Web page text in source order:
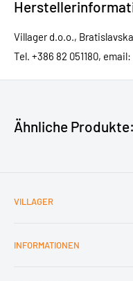
Villager d.o.o.,
Tel. +386 82 051180,
Ähnliche Produkte:
VILLAGER
Impressum
INFORMATIONEN